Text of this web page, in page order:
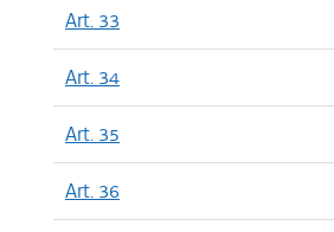
Art. 33
Art. 34
Art. 35
Art. 36